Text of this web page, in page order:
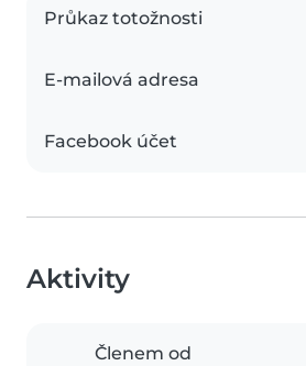
Průkaz totožnosti
E-mailová adresa
Facebook účet
Aktivity
Členem od